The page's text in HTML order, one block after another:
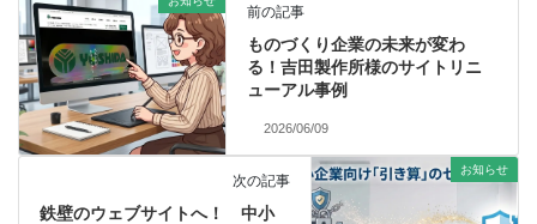
前の記事
ものづくり企業の未来が変わ
る！吉田製作所様のサイトリニ
ューアル事例
2026/06/09
お知らせ
次の記事
鉄壁のウェブサイトへ！ 中小